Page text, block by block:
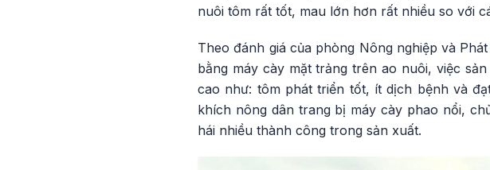
nuôi tôm rất tốt, mau lớn hơn rất nhiều so với
Theo đánh giá của phòng Nông nghiệp và
bằng máy cày mặt trảng trên ao nuôi, việc
cao như: tôm phát triển tốt, ít dịch bệnh và
khích nông dân trang bị máy cày phao nổi,
hái nhiều thành công trong sản xuất.